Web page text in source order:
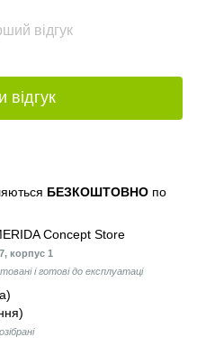
відгук
відгук
БЕЗКОШТОВНО по
Concept Store
корпус 1
і готові до експлуатаці